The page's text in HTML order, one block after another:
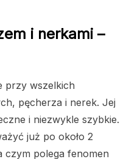
i nerkami –
przy wszelkich
pęcherza i nerek. Jej
i niezwykle szybkie.
już po około 2
czym polega fenomen